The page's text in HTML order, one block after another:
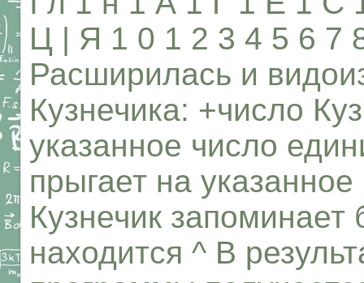
Ц | Я 1 0 1 2 3 4 5 6 7
Расширилась и
Кузнечика: +число
указанное число
прыгает на
Кузнечик запоминает
находится ^ В